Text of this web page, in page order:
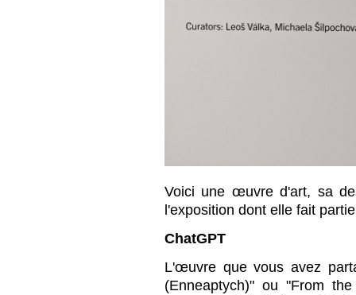
Voici une œuvre d'art, sa
l'exposition dont elle fait
ChatGPT
L'œuvre que vous avez
(Enneaptych)" ou "From